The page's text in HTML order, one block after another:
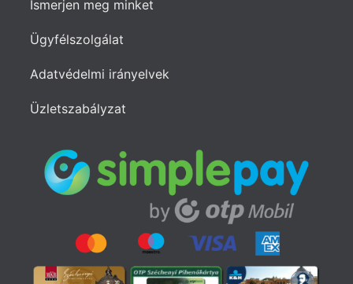
Ismerjen meg minket
Ügyfélszolgálat
Adatvédelmi irányelvek
Üzletszabályzat